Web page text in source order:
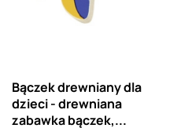
Bączek drewniany dla
dzieci - drewniana
zabawka bączek,...